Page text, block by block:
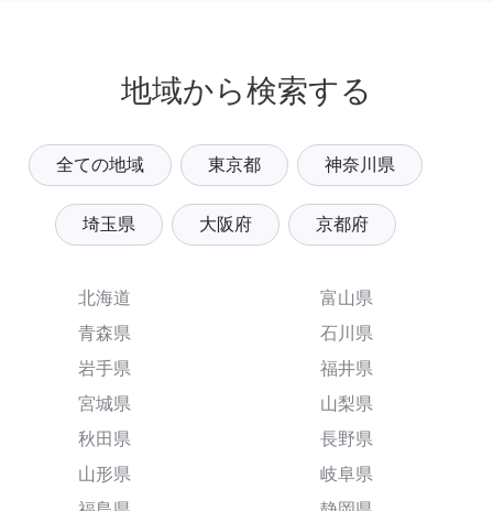
地域から検索する
全ての地域 東京都 神奈川県
埼玉県 大阪府 京都府
北海道
青森県
岩手県
宮城県
秋田県
山形県
富山県
石川県
福井県
山梨県
長野県
岐阜県